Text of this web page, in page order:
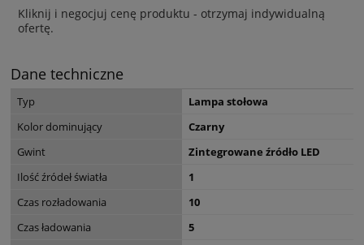
Kliknij i negocjuj cenę produktu - otrzymaj indywidualną
ofertę.
Dane techniczne
Typ
Lampa stołowa
Kolor dominujący
Czarny
Gwint
Zintegrowane źródło LED
Ilość źródeł światła
1
Czas rozładowania
10
Czas ładowania
5